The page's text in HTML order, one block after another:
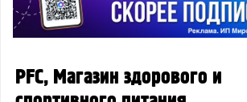
PFC, Магазин здорового и